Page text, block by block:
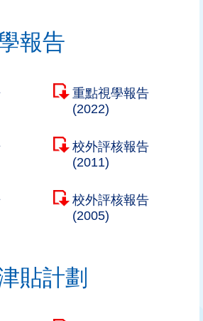
報告
重點視學報告
(2022)
校外評核報告
(2011)
校外評核報告
(2005)
貼計劃